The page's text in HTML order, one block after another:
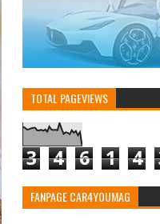
TOTAL PAGEVIEWS
3 4 6 1 4
FANPAGE CAR4YOUMAG